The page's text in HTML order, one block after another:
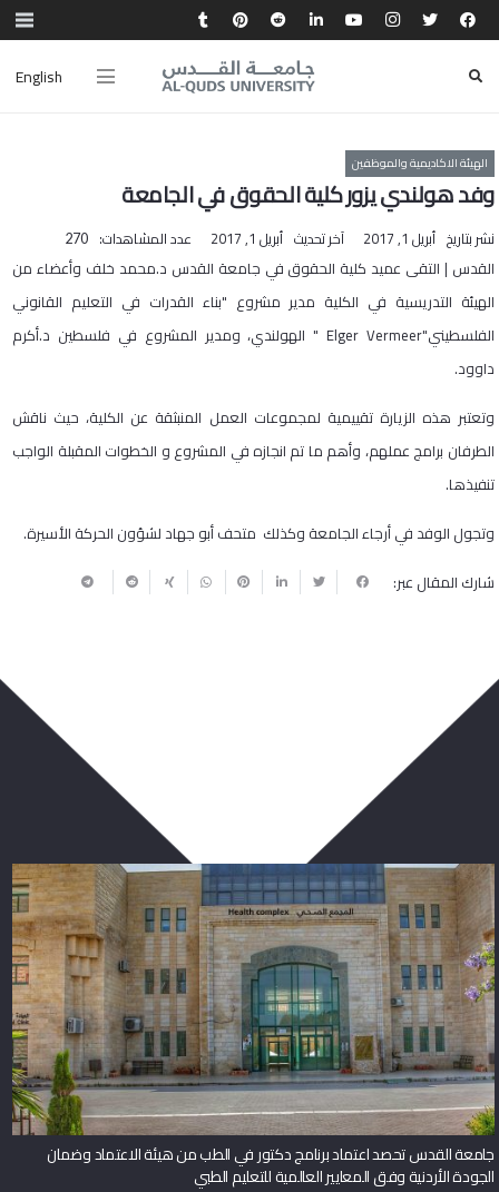
English
الهيئة الاكاديمية والموظفين
وفد هولندي يزور كلية الحقوق في الجامعة
نشر بتاريخ أبريل 1, 2017 آخر تحديث أبريل 1, 2017 عدد المشاهدات: 270
القدس | التقى عميد كلية الحقوق في جامعة القدس د.محمد خلف وأعضاء من
الهيئة التدريسية في الكلية مدير مشروع "بناء القدرات في التعليم القانوني
الفلسطيني"Elger Vermeer " الهولندي، ومدير المشروع في فلسطين د.أكرم
داوود.
وتعتبر هذه الزيارة تقييمية لمجموعات العمل المنبثقة عن الكلية، حيث ناقش
الطرفان برامج عملهم، وأهم ما تم انجازه في المشروع و الخطوات المقبلة الواجب
تنفيذها.
وتجول الوفد في أرجاء الجامعة وكذلك متحف أبو جهاد لشؤون الحركة الأسيرة.
شارك المقال عبر:
جامعة القدس تحصد اعتماد برنامج دكتور في الطب من هيئة الاعتماد وضمان
الجودة الأردنية وفق المعايير العالمية للتعليم الطبي